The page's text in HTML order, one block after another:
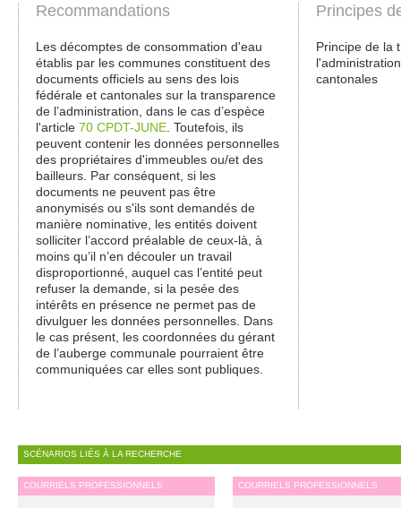
Recommandations
Les décomptes de consommation d'eau
établis par les communes constituent des
documents officiels au sens des lois
fédérale et cantonales sur la transparence
de l’administration, dans le cas d’espèce
l'article 70 CPDT-JUNE . Toutefois, ils
peuvent contenir les données personnelles
des propriétaires d'immeubles ou/et des
bailleurs. Par conséquent, si les
documents ne peuvent pas être
anonymisés ou s'ils sont demandés de
manière nominative, les entités doivent
solliciter l’accord préalable de ceux-là, à
moins qu’il n’en découler un travail
disproportionné, auquel cas l’entité peut
refuser la demande, si la pesée des
intérêts en présence ne permet pas de
divulguer les données personnelles. Dans
le cas présent, les coordonnées du gérant
de l’auberge communale pourraient être
communiquées car elles sont publiques.
Principes
Principe de la
cantonales
SCÉNARIOS LIÉS À LA RECHERCHE
COURRIELS PROFESSIONNELS COURRIELS PROFESSIONNELS